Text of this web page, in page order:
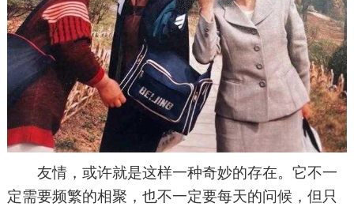
友情，或许就是这样一种奇妙的存在。它不一
定需要频繁的相聚，也不一定要每天的问候，但只